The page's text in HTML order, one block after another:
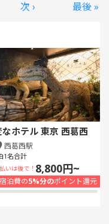
次 › 最後 »
なホテル 東京 西葛西
西葛西駅
1名合計
いは後で！ 8,800円~
宿泊費の5%分のポイント還元